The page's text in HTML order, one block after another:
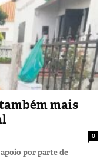
mais
0
por parte de